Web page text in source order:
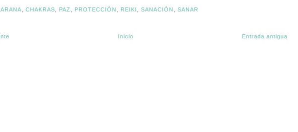
CHAKRAS PAZ PROTECCIÓN REIKI SANACIÓN SANAR
Entrada antigua
Inicio